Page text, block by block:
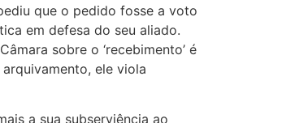
que o pedido fosse a voto
em defesa do seu aliado.
sobre o ‘recebimento’ é
ele viola
a sua subserviência ao